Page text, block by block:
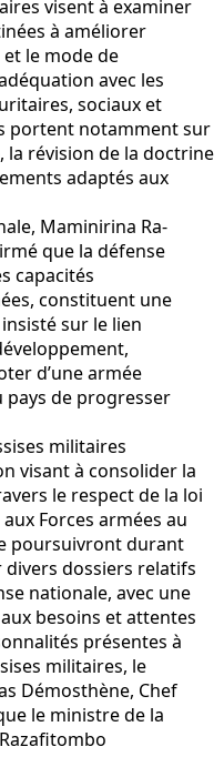
visent à examiner
à améliorer
le mode de
avec les
sociaux et
portent notamment sur
la révision de la doctrine
adaptés aux
Maminirina Ra­
que la défense
capacités
constituent une
sur le lien
d’une armée
de progresser
militaires
visant à consolider la
le respect de la loi
Forces armées au
poursuivront durant
dossiers relatifs
nationale, avec une
besoins et attentes
présentes à
militaires, le
Démosthène, Chef
le ministre de la